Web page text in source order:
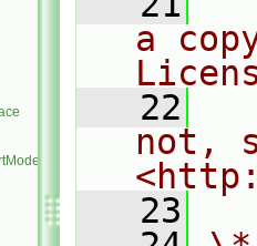
a
   22
not,
   23